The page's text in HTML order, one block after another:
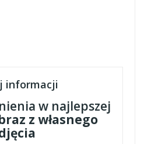
informacji
w najlepszej
z własnego